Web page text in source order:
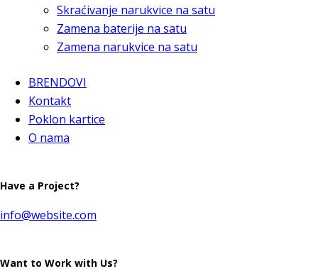
Skraćivanje narukvice na satu
Zamena baterije na satu
Zamena narukvice na satu
BRENDOVI
Kontakt
Poklon kartice
O nama
Have a Project?
info@website.com
Want to Work with Us?